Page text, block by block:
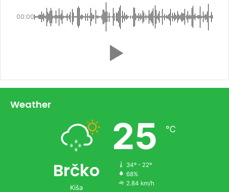
00:00
Weather
Brčko
Kiša
25 ℃
34º - 22º
68%
2.84 km/h